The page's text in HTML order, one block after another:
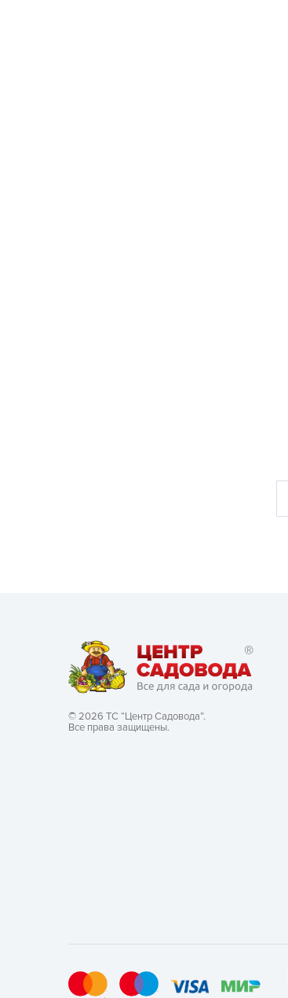
© 2026 ТС “Центр Садовода”.
Все права защищены.